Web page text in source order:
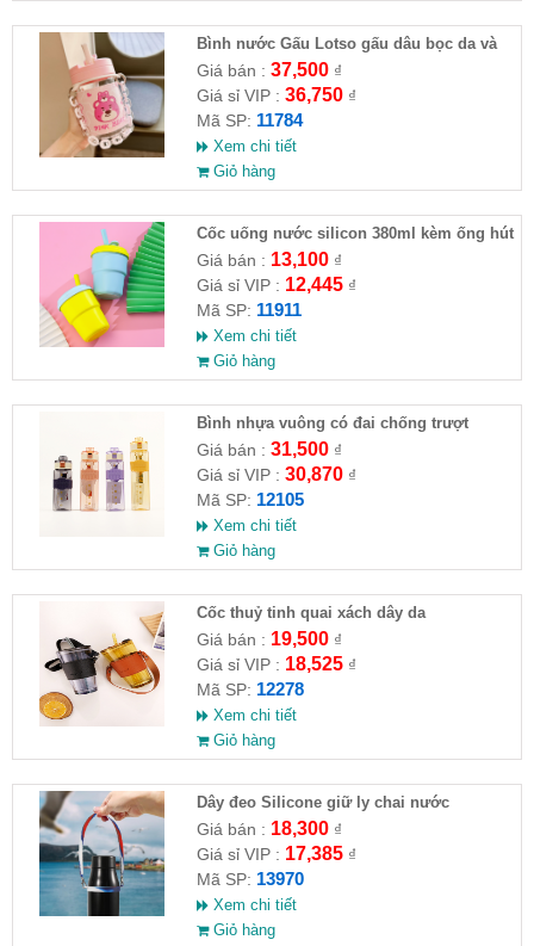
Bình nước Gấu Lotso gấu dâu bọc da và
dây xích đeo 400ml chống đổ nước
Giá bán : 37,500₫
Giá sỉ VIP : 36,750₫
Mã SP: 11784
Xem chi tiết
Giỏ hàng
Cốc uống nước silicon 380ml kèm ống hút
Giá bán : 13,100₫
Giá sỉ VIP : 12,445₫
Mã SP: 11911
Xem chi tiết
Giỏ hàng
Bình nhựa vuông có đai chống trượt
500ml
Giá bán : 31,500₫
Giá sỉ VIP : 30,870₫
Mã SP: 12105
Xem chi tiết
Giỏ hàng
Cốc thuỷ tinh quai xách dây da
Giá bán : 19,500₫
Giá sỉ VIP : 18,525₫
Mã SP: 12278
Xem chi tiết
Giỏ hàng
Dây đeo Silicone giữ ly chai nước
Giá bán : 18,300₫
Giá sỉ VIP : 17,385₫
Mã SP: 13970
Xem chi tiết
Giỏ hàng